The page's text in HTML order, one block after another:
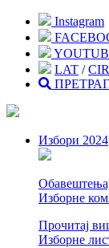
Instagram
LAT /CIR
Избори 2024
Изборне
Прочитај
Изборне